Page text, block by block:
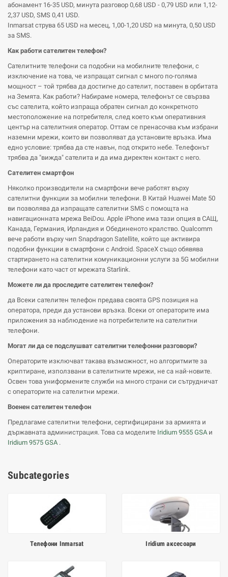
абонамент 16-35 USD, минута разговор 0,68 USD - 0,79 USD или 1,12-
2,37 USD, SMS 0,41 USD.
Inmarsat струва 65 USD на месец, 1,00-1,20 USD на минута, 0,50 USD
за SMS.
Как работи сателитен телефон?
Сателитните телефони са подобни на мобилните телефони, с
изключение на това, че изпращат сигнал с много по-голяма
мощност – той трябва да достигне до сателит, поставен в орбитата
на Земята. Как работи? Набираме номера, телефонът се свързва
със сателита, който изпраща обратен сигнал до конкретното
местоположение на потребителя, след което към оперативния
център на сателитния оператор. Оттам се пренасочва към избрани
наземни мрежи, които ви позволяват да установите връзка. Има
едно условие: трябва да сте навън, под открито небе. Телефонът
трябва да "вижда" сателита и да има директен контакт с него.
Сателитен смартфон
Няколко производители на смартфони вече работят върху
сателитни функции за мобилни телефони. В Китай Huawei Mate 50
ви позволява да изпращате сателитни SMS с помощта на
навигационната мрежа BeiDou. Apple iPhone има тази опция в САЩ,
Канада, Германия, Ирландия и Обединеното кралство. Qualcomm
вече работи върху чип Snapdragon Satellite, който ще активира
подобни функции в смартфони с Android. SpaceX също обявява
стартирането на сателитни комуникационни услуги за 5G мобилни
телефони като част от мрежата Starlink.
Можете ли да проследите сателитен телефон?
да Всеки сателитен телефон предава своята GPS позиция на
оператора, преди да установи връзка. Всеки от операторите има
приложения за наблюдение на потребителите на сателитни
телефони.
Могат ли да се подслушват сателитни телефонни разговори?
Операторите изключват такава възможност, но алгоритмите за
криптиране, използвани в сателитните мрежи, не са най-новите.
Освен това униформените служби на много страни си сътрудничат
с операторите на сателитни мрежи.
Военен сателитен телефон
Предлагаме сателитни телефони, сертифицирани за армията и
държавната администрация. Това са моделите Iridium 9555 GSA и
Iridium 9575 GSA .
Subcategories
Телефони Inmarsat Iridium аксесоари